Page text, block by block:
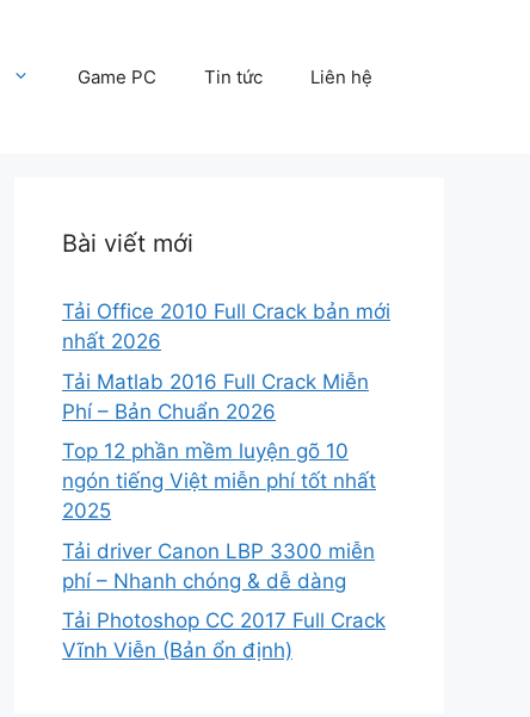
Game PC Tin tức Liên hệ
Bài viết mới
Tải Office 2010 Full Crack bản mới
nhất 2026
Tải Matlab 2016 Full Crack Miễn
Phí – Bản Chuẩn 2026
Top 12 phần mềm luyện gõ 10
ngón tiếng Việt miễn phí tốt nhất
2025
Tải driver Canon LBP 3300 miễn
phí – Nhanh chóng & dễ dàng
Tải Photoshop CC 2017 Full Crack
Vĩnh Viễn (Bản ổn định)